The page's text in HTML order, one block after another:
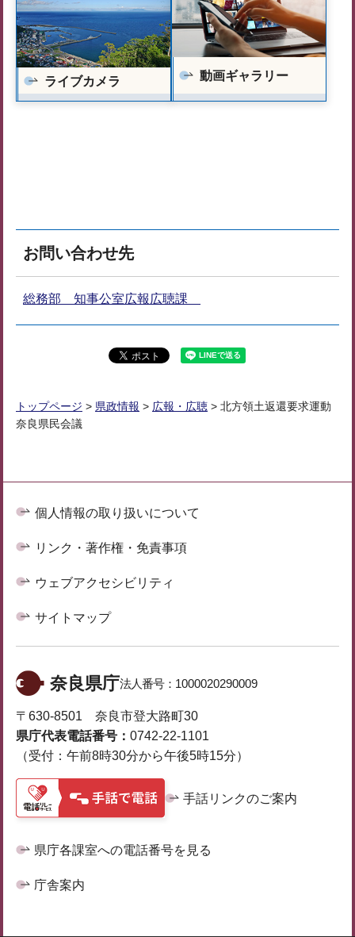
ライブカメラ 動画ギャラリー
お問い合わせ先
総務部 知事公室広報広聴課
トップページ > 県政情報 > 広報・広聴 > 北方領土返還要求運動
奈良県民会議
個人情報の取り扱いについて
リンク・著作権・免責事項
ウェブアクセシビリティ
サイトマップ
奈良県庁法人番号： 1000020290009
〒630-8501 奈良市登大路町30
県庁代表電話番号： 0742-22-1101
（受付：午前8時30分から午後5時15分）
手話リンクのご案内
県庁各課室への電話番号を見る
庁舎案内